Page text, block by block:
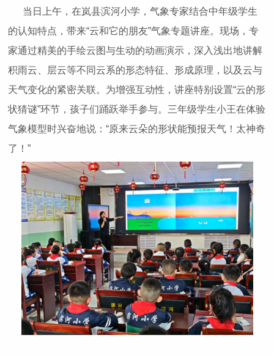
当日上午，在岚县滨河小学，气象专家结合中年级学生
的认知特点，带来“云和它的朋友”气象专题讲座。现场，专
家通过精美的手绘云图与生动的动画演示，深入浅出地讲解
积雨云、层云等不同云系的形态特征、形成原理，以及云与
天气变化的紧密关联。为增强互动性，讲座特别设置“云的形
状猜谜”环节，孩子们踊跃举手参与。三年级学生小王在体验
气象模型时兴奋地说：“原来云朵的形状能预报天气！太神奇
了！”